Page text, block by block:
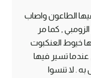
الطاعون واصاب
, كما مر
خيوط العنكبوت
عندما تسير فيها
. لا تنسوا